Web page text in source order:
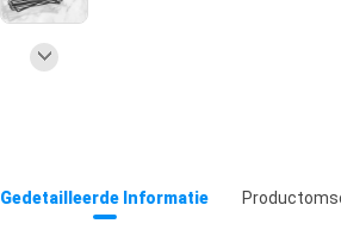
Gedetailleerde Informatie